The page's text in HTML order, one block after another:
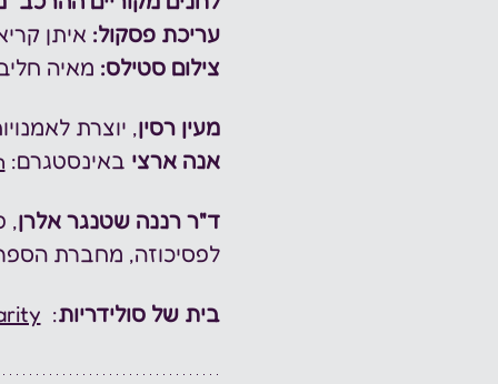
עריכת פסקול: איתן
צילום סטילס: מאיה
מעין רסין, יוצרת
אנה ארצי באינסטגרם:
ד"ר רננה שטנגר אלרן,
לפסיכוזה, מחברת הספר
בית של סולידריות: